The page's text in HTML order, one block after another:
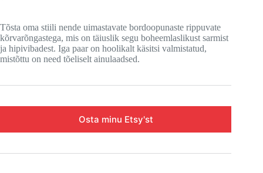
Tõsta oma stiili nende uimastavate bordoopunaste rippuvate
kõrvarõngastega, mis on täiuslik segu boheemlaslikust sarmist
ja hipivibadest. Iga paar on hoolikalt käsitsi valmistatud,
mistõttu on need tõeliselt ainulaadsed.
Osta minu Etsy'st